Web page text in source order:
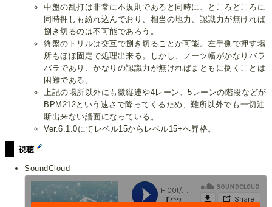
中盤の乱打は非常に不規則であると同時に、ところどころに
同時押しも紛れ込んでおり、相当の地力、認識力が無ければ
捌き切るのは不可能であろう。
終盤のトリルは交互で捌き切ることが可能。左手側で押す場
所もほぼ固定で処理出来る。しかし、ノーツ幅がかなりバラ
バラであり、かなりの認識力が無ければまともに捌くことは
困難である。
上記の場所以外にも微縦連や4レーン、5レーンの階段などが
BPM212という速さで降ってくるため、難所以外でも一切油
断出来ない譜面になっている。
Ver.6.1.0にてレベル15からレベル15+へ昇格。
視聴
SoundCloud